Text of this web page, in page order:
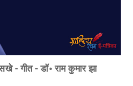
- गीत - डॉ॰ राम कुमार झा